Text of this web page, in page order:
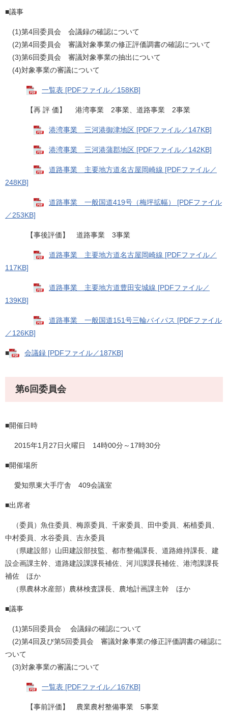
■議事
(1)第4回委員会 会議録の確認について
(2)第4回委員会 審議対象事業の修正評価調書の確認について
(3)第6回委員会 審議対象事業の抽出について
(4)対象事業の審議について
一覧表 [PDFファイル／158KB]
【再 評 価】 港湾事業 2事業、道路事業 2事業
港湾事業 三河港御津地区 [PDFファイル／147KB]
港湾事業 三河港蒲郡地区 [PDFファイル／142KB]
道路事業 主要地方道名古屋岡崎線 [PDFファイル／
248KB]
道路事業 一般国道419号（梅坪拡幅） [PDFファイル
／253KB]
【事後評価】 道路事業 3事業
道路事業 主要地方道名古屋岡崎線 [PDFファイル／
117KB]
道路事業 主要地方道豊田安城線 [PDFファイル／
139KB]
道路事業 一般国道151号三輪バイパス [PDFファイル
／126KB]
■ 会議録 [PDFファイル／187KB]
第6回委員会
■開催日時
2015年1月27日火曜日 14時00分～17時30分
■開催場所
愛知県東大手庁舎 409会議室
■出席者
（委員）魚住委員、梅原委員、千家委員、田中委員、柘植委員、
中村委員、水谷委員、吉永委員
（県建設部）山田建設部技監、都市整備課長、道路維持課長、建
設企画課主幹、道路建設課課長補佐、河川課課長補佐、港湾課課長
補佐 ほか
（県農林水産部）農林検査課長、農地計画課主幹 ほか
■議事
(1)第5回委員会 会議録の確認について
(2)第4回及び第5回委員会 審議対象事業の修正評価調書の確認に
ついて
(3)対象事業の審議について
一覧表 [PDFファイル／167KB]
【事前評価】 農業農村整備事業 5事業